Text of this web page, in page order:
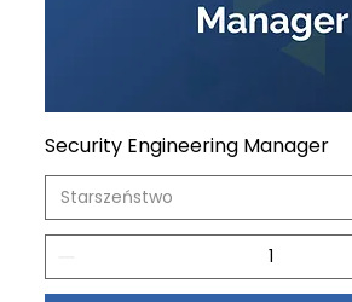
Security Engineering Manager